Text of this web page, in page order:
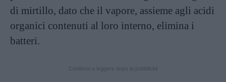
di mirtillo, dato che il vapore, assieme agli acidi
organici contenuti al loro interno, elimina i
batteri.